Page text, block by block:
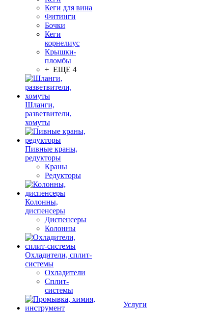
Кеги для вина
Фитинги
Бочки
Кеги
корнелиус
Крышки-
пломбы
+ ЕЩЕ 4
Шланги,
разветвители,
хомуты
Пивные краны,
редукторы
Краны
Редукторы
Колонны,
диспенсеры
Диспенсеры
Колонны
Охладители, сплит-
системы
Охладители
Сплит-
системы
Услуги